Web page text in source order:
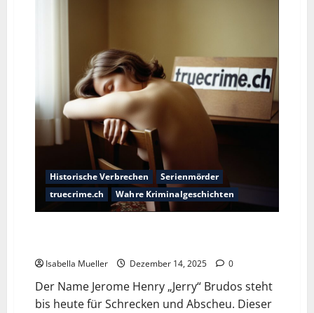
Historische Verbrechen
Serienmörder
truecrime.ch
Wahre Kriminalgeschichten
Isabella Mueller Dezember 14, 2025 0
Der Name Jerome Henry „Jerry“ Brudos steht
bis heute für Schrecken und Abscheu. Dieser